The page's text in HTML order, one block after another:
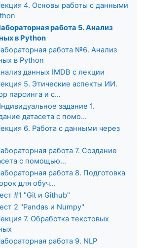
4. Основы работы с данными
работа 5. Анализ
в Python
работа №6. Анализ
в Python
данных IMDB с лекции
5. Этические аспекты ИИ.
парсинга и с...
задание 1.
датасета с помо...
6. Работа с данными через
работа 7. Создание
с помощью...
работа 8. Подготовка
для обуч...
#1 "Git и Github"
2 "Pandas и Numpy"
7. Обработка текстовых
работа 9. NLP